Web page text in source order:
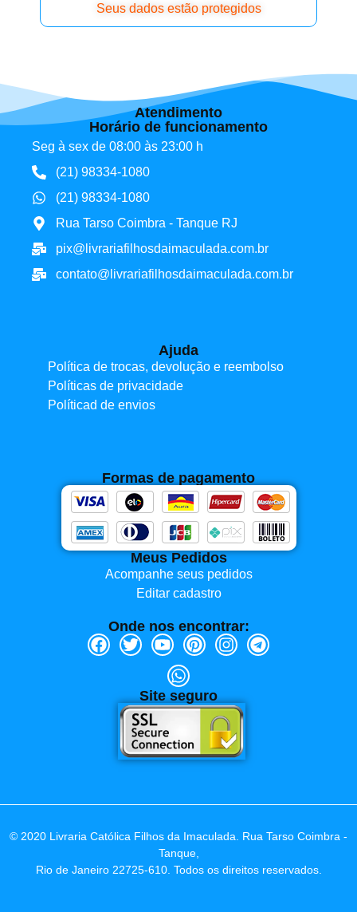
Seus dados estão protegidos
Atendimento
Horário de funcionamento
Seg à sex de 08:00 às 23:00 h
(21) 98334-1080
(21) 98334-1080
Rua Tarso Coimbra - Tanque RJ
pix@livrariafilhosdaimaculada.com.br
contato@livrariafilhosdaimaculada.com.br
Ajuda
Política de trocas, devolução e reembolso
Políticas de privacidade
Políticad de envios
Formas de pagamento
Meus Pedidos
Acompanhe seus pedidos
Editar cadastro
Onde nos encontrar:
Site seguro
© 2020 Livraria Católica Filhos da Imaculada. Rua Tarso Coimbra -
Tanque,
Rio de Janeiro 22725-610. Todos os direitos reservados.